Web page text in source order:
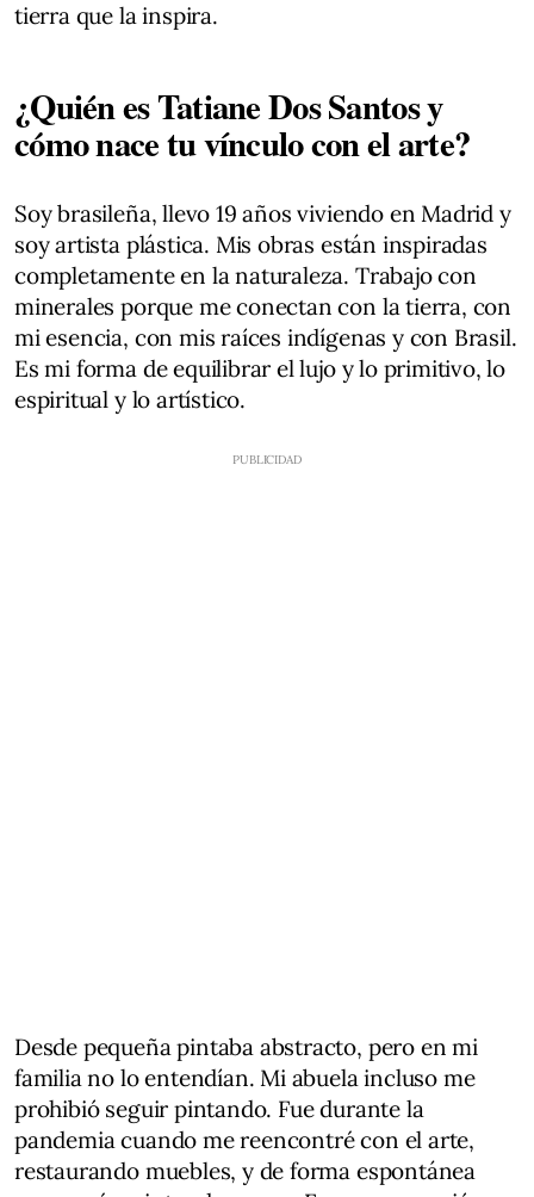
tierra que la inspira.
¿Quién es Tatiane Dos Santos y
cómo nace tu vínculo con el arte?
Soy brasileña, llevo 19 años viviendo en Madrid y
soy artista plástica. Mis obras están inspiradas
completamente en la naturaleza. Trabajo con
minerales porque me conectan con la tierra, con
mi esencia, con mis raíces indígenas y con Brasil.
Es mi forma de equilibrar el lujo y lo primitivo, lo
espiritual y lo artístico.
Desde pequeña pintaba abstracto, pero en mi
familia no lo entendían. Mi abuela incluso me
prohibió seguir pintando. Fue durante la
pandemia cuando me reencontré con el arte,
restaurando muebles, y de forma espontánea